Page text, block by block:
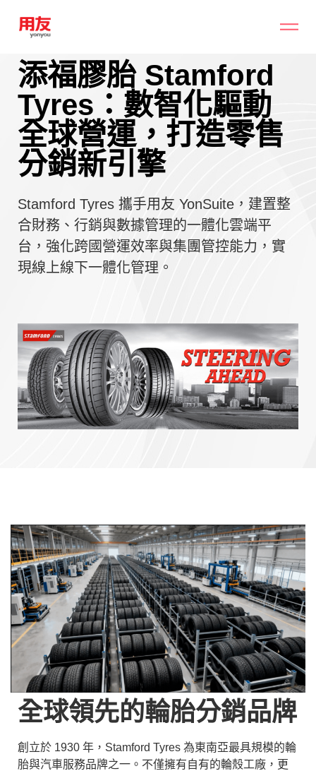
添福膠胎 Stamford
Tyres：數智化驅動
全球營運，打造零售
分銷新引擎
Stamford Tyres 攜手用友 YonSuite，建置整
合財務、行銷與數據管理的一體化雲端平
台，強化跨國營運效率與集團管控能力，實
現線上線下一體化管理。
全球領先的輪胎分銷品牌
創立於 1930 年，Stamford Tyres 為東南亞最具規模的輪
胎與汽車服務品牌之一。不僅擁有自有的輪殼工廠，更